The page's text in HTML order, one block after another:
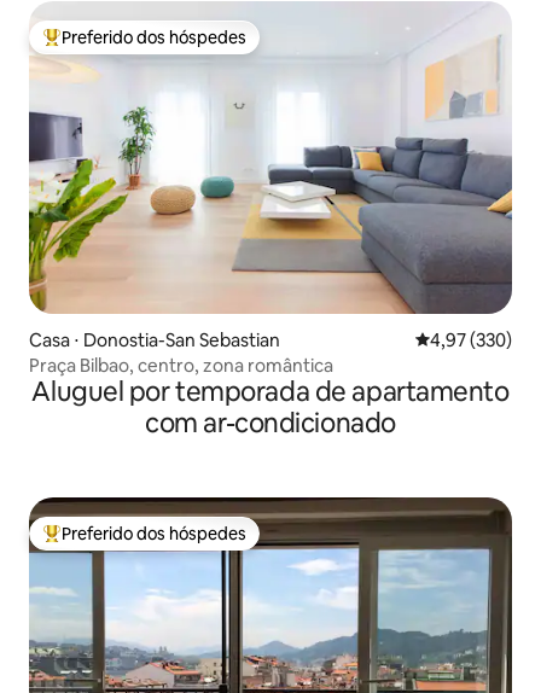
Entre os melhores preferidos dos hóspedes
Preferido dos hóspedes
Casa ⋅ Donostia-San Sebastian 4,97 de uma
4,97 (330)
Praça Bilbao, centro, zona romântica
Aluguel por temporada de apartamento
com ar-condicionado
Entre os melhores preferidos dos hóspedes
Preferido dos hóspedes